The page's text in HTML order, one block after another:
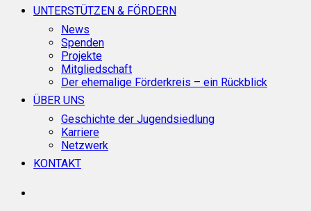
UNTERSTÜTZEN & FÖRDERN
News
Spenden
Projekte
Mitgliedschaft
Der ehemalige Förderkreis – ein Rückblick
ÜBER UNS
Geschichte der Jugendsiedlung
Karriere
Netzwerk
KONTAKT